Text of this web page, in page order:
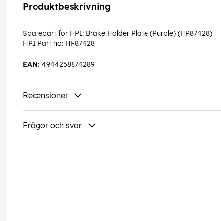
Produktbeskrivning
Sparepart for HPI: Brake Holder Plate (Purple) (HP87428)
HPI Part no: HP87428
4944258874289
EAN:
Recensioner
Frågor och svar